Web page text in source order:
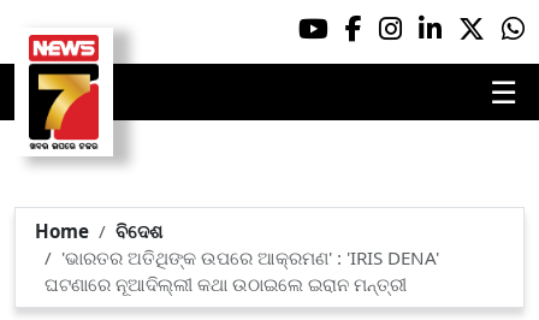
☰
Home
ବିଦେଶ
'ଭାରତର ଅତିଥିଙ୍କ ଉପରେ ଆକ୍ରମଣ' : 'IRIS DENA'
ଘଟଣାରେ ନୂଆଦିଲ୍ଲୀ କଥା ଉଠାଇଲେ ଇରାନ ମନ୍ତ୍ରୀ